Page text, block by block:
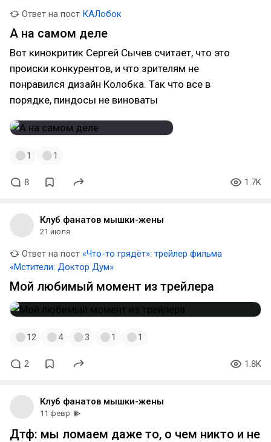
Ответ на пост КАЛобок
А на самом деле
Вот кинокритик Сергей Сычев считает, что это
происки конкурентов, и что зрителям не
понравился дизайн Колобка. Так что все в
порядке, пиндосы не виноваты
1 1
8 1.7K
Клуб фанатов мышки-жены
21 июля
Ответ на пост «Что-то грядёт»: трейлер фильма
«Мстители: Доктор Дум»
Мой любимый момент из трейлера
12 4 3 1 1
2 1.8K
Клуб фанатов мышки-жены
11 февр
Дтф: мы ломаем даже то, о чем никто и не